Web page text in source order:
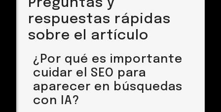
Preguntas y
respuestas rápidas
sobre el artículo
¿Por qué es importante
cuidar el SEO para
aparecer en búsquedas
con IA?